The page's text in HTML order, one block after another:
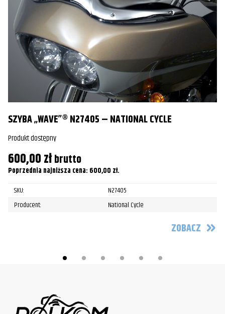
SZYBA „WAVE”® N27405 – NATIONAL CYCLE
Produkt dostępny
600,00złbrutto
Poprzednia najniższa cena: 600,00 zł.
SKU:
N27405
Producent:
National Cycle
ZOBACZ